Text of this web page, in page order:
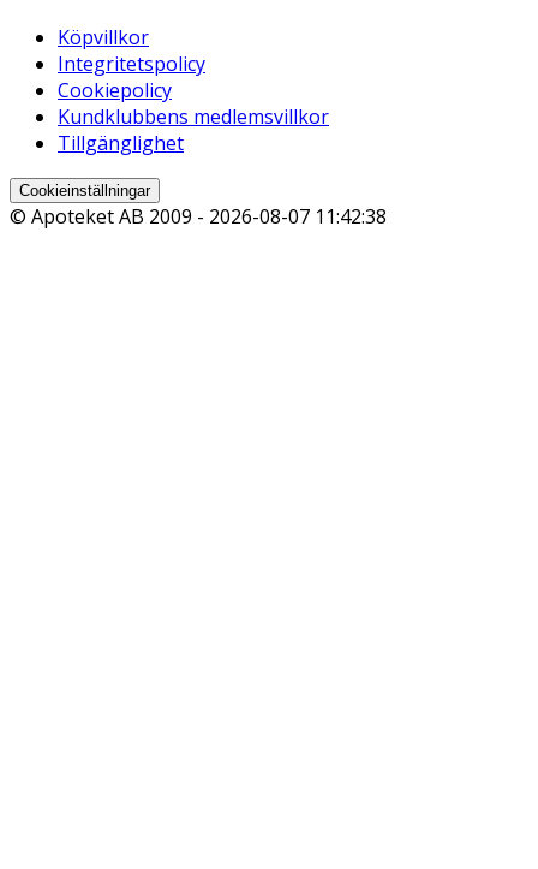
Köpvillkor
Integritetspolicy
Cookiepolicy
Kundklubbens medlemsvillkor
Tillgänglighet
Cookieinställningar
© Apoteket AB 2009 - 2026-08-07 11:42:38